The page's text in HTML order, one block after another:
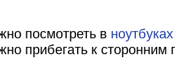
посмотреть в
прибегать к сторонним